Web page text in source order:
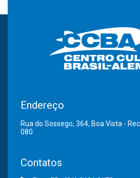
Endereço
Rua do Sossego, 364, Boa Vista -
080
Contatos